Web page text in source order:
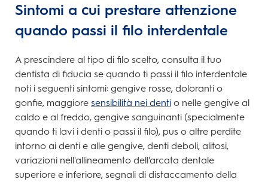
Sintomi a cui prestare attenzione
quando passi il filo interdentale
A prescindere al tipo di filo scelto, consulta il tuo
dentista di fiducia se quando ti passi il filo interdentale
noti i seguenti sintomi: gengive rosse, doloranti o
gonfie, maggiore sensibilità nei denti o nelle gengive al
caldo e al freddo, gengive sanguinanti (specialmente
quando ti lavi i denti o passi il filo), pus o altre perdite
intorno ai denti e alle gengive, denti deboli, alitosi,
variazioni nell'allineamento dell'arcata dentale
superiore e inferiore, segnali di distaccamento della